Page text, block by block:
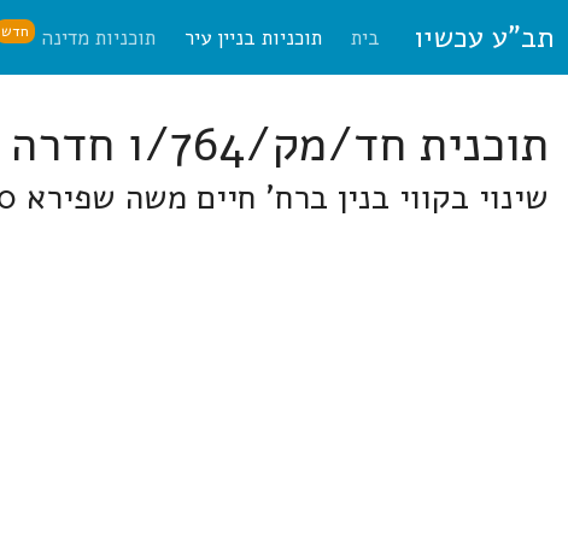
תב"ע עכשיו בית תוכניות בניין עיר תוכניות מדינה חדש
תוכנית חד/מק/764/ו חדרה
שינוי בקווי בנין ברח' חיים משה שפירא 10, גבעת אולגה שכ' קדמת ים